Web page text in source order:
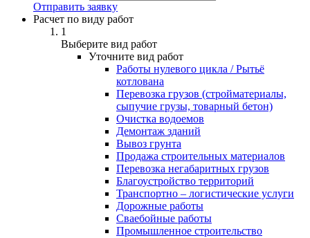
Отправить заявку
Расчет по виду работ
1
Выберите вид работ
Уточните вид работ
Работы нулевого цикла / Рытьё
котлована
Перевозка грузов (стройматериалы,
сыпучие грузы, товарный бетон)
Очистка водоемов
Демонтаж зданий
Вывоз грунта
Продажа строительных материалов
Перевозка негабаритных грузов
Благоустройство территорий
Транспортно – логистические услуги
Дорожные работы
Сваебойные работы
Промышленное строительство